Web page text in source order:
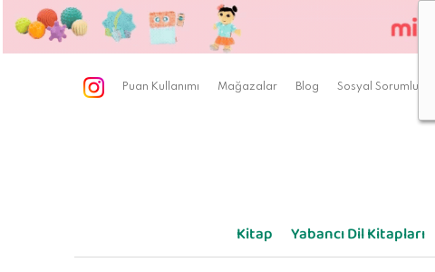
Puan Kullanımı Mağazalar Blog Sosyal Sorumluluk
Kitap Yabancı Dil Kitapları